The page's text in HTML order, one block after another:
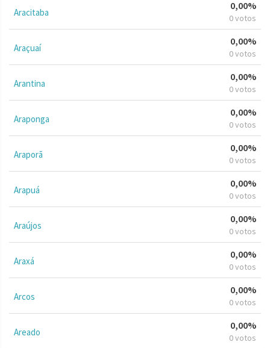
Aracitaba
0,00%
0 votos
Araçuaí
0,00%
0 votos
Arantina
0,00%
0 votos
Araponga
0,00%
0 votos
Araporã
0,00%
0 votos
Arapuá
0,00%
0 votos
Araújos
0,00%
0 votos
Araxá
0,00%
0 votos
Arcos
0,00%
0 votos
Areado
0,00%
0 votos